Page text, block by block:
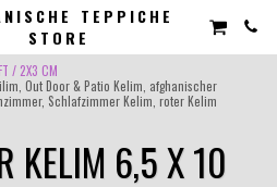
TEPPICHE
STORE
/ 2X3 CM
Out Door & Patio Kelim, afghanischer
Schlafzimmer Kelim, roter Kelim
KELIM 6,5 X 10